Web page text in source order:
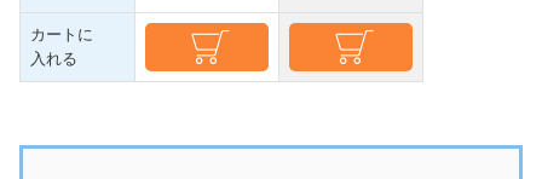
カートに
入れる